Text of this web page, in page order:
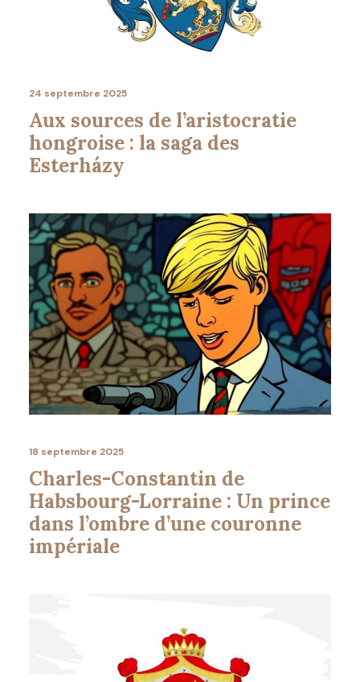
24 septembre 2025
Aux sources de l’aristocratie
hongroise : la saga des
Esterházy
18 septembre 2025
Charles-Constantin de
Habsbourg-Lorraine : Un prince
dans l’ombre d’une couronne
impériale